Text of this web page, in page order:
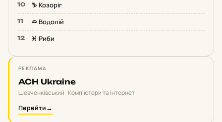
♑️ Козоріг
♒️ Водолій
♓️ Риби
РЕКЛАМА
ACH Ukraine
Шевченківський · Комп'ютери та інтернет
Перейти→